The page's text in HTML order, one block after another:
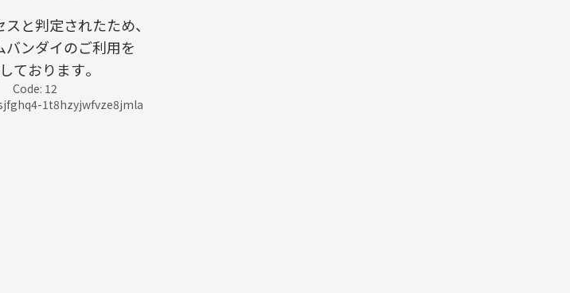
と判定されたため、
バンダイのご利用を
ております。
Code: 12
1t8hzyjwfvze8jmla